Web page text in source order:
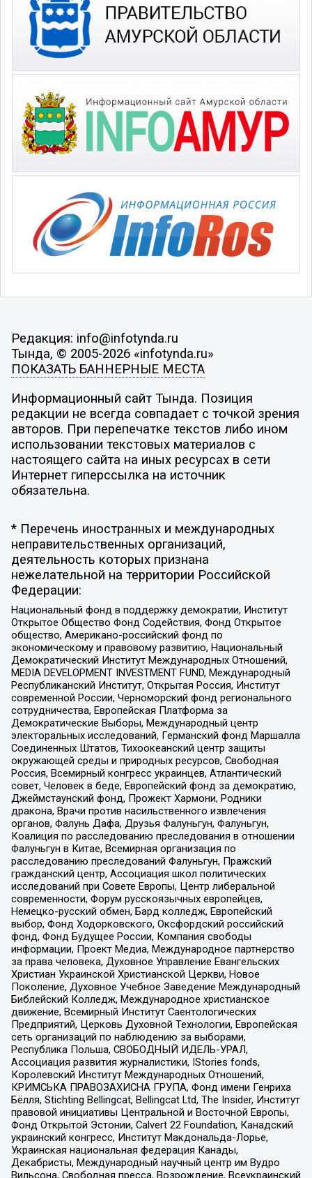
Редакция: info@infotynda.ru
Тында, © 2005-2026 «infotynda.ru»
ПОКАЗАТЬ БАННЕРНЫЕ МЕСТА
Информационный сайт Тында. Позиция
редакции не всегда совпадает с точкой зрения
авторов. При перепечатке текстов либо ином
использовании текстовых материалов с
настоящего сайта на иных ресурсах в сети
Интернет гиперссылка на источник
обязательна.
* Перечень иностранных и международных
неправительственных организаций,
деятельность которых признана
нежелательной на территории Российской
Федерации:
Национальный фонд в поддержку демократии, Институт
Открытое Общество Фонд Содействия, Фонд Открытое
общество, Американо-российский фонд по
экономическому и правовому развитию, Национальный
Демократический Институт Международных Отношений,
MEDIA DEVELOPMENT INVESTMENT FUND, Международный
Республиканский Институт, Открытая Россия, Институт
современной России, Черноморский фонд регионального
сотрудничества, Европейская Платформа за
Демократические Выборы, Международный центр
электоральных исследований, Германский фонд Маршалла
Соединенных Штатов, Тихоокеанский центр защиты
окружающей среды и природных ресурсов, Свободная
Россия, Всемирный конгресс украинцев, Атлантический
совет, Человек в беде, Европейский фонд за демократию,
Джеймстаунский фонд, Прожект Хармони, Родники
дракона, Врачи против насильственного извлечения
органов, Фалунь Дафа, Друзья Фалуньгун, Фалуньгун,
Коалиция по расследованию преследования в отношении
Фалуньгун в Китае, Всемирная организация по
расследованию преследований Фалуньгун, Пражский
гражданский центр, Ассоциация школ политических
исследований при Совете Европы, Центр либеральной
современности, Форум русскоязычных европейцев,
Немецко-русский обмен, Бард колледж, Европейский
выбор, Фонд Ходорковского, Оксфордский российский
фонд, Фонд Будущее России, Компания свободы
информации, Проект Медиа, Международное партнерство
за права человека, Духовное Управление Евангельских
Христиан Украинской Христианской Церкви, Новое
Поколение, Духовное Учебное Заведение Международный
Библейский Колледж, Международное христианское
движение, Всемирный Институт Саентологических
Предприятий, Церковь Духовной Технологии, Европейская
сеть организаций по наблюдению за выборами,
Республика Польша, СВОБОДНЫЙ ИДЕЛЬ-УРАЛ,
Ассоциация развития журналистики, IStories fonds,
Королевский Институт Международных Отношений,
КРИМСЬКА ПРАВОЗАХИСНА ГРУПА, Фонд имени Генриха
Бёлля, Stichting Bellingcat, Bellingcat Ltd, The Insider, Институт
правовой инициативы Центральной и Восточной Европы,
Фонд Открытой Эстонии, Calvert 22 Foundation, Канадский
украинский конгресс, Институт Макдональда-Лорье,
Украинская национальная федерация Канады,
Декабристы, Международный научный центр им Вудро
Вильсона, Свободная пресса, Возрождение, Всеукраинский